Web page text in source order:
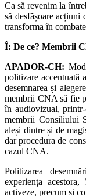
Ca să revenim la
să desfășoare acțiuni
transforma în
Î: De ce? Membrii
APADOR-CH:
politizare accentuată
desemnarea și
membrii CNA să fie
în audiovizual,
membrii Consiliului
aleși dintre și de
dar procedura de
cazul CNA.
Politizarea
experiența
activeze, precum și